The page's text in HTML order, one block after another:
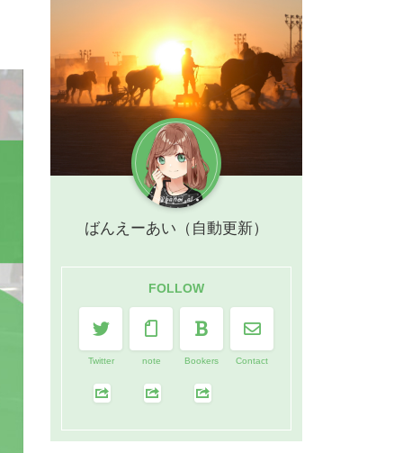
ばんえーあい（自動更新）
FOLLOW
Twitter note Bookers Contact